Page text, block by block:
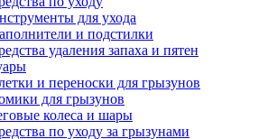
для ухода
и подстилки
удаления запаха и пятен
и переноски для грызунов
для грызунов
колеса и шары
по уходу за грызунами